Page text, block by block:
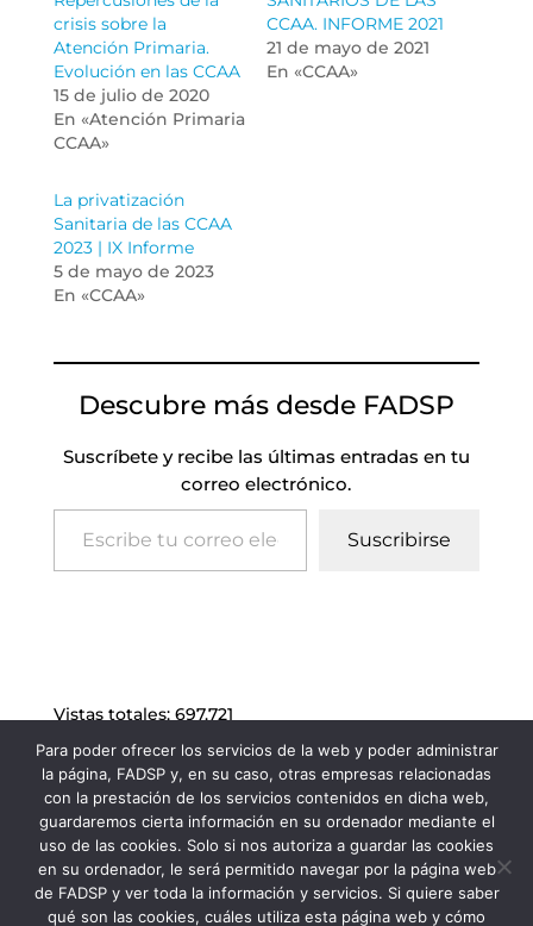
crisis sobre la
Atención Primaria.
Evolución en las CCAA
15 de julio de 2020
En «Atención Primaria
CCAA»
CCAA. INFORME 2021
21 de mayo de 2021
En «CCAA»
La privatización
Sanitaria de las CCAA
2023 | IX Informe
5 de mayo de 2023
En «CCAA»
Descubre más desde FADSP
Suscríbete y recibe las últimas entradas en tu
correo electrónico.
Escribe tu correo electrónico…
Suscribirse
Vistas totales: 697.721
Para poder ofrecer los servicios de la web y poder administrar
la página, FADSP y, en su caso, otras empresas relacionadas
con la prestación de los servicios contenidos en dicha web,
guardaremos cierta información en su ordenador mediante el
uso de las cookies. Solo si nos autoriza a guardar las cookies
en su ordenador, le será permitido navegar por la página web
de FADSP y ver toda la información y servicios. Si quiere saber
qué son las cookies, cuáles utiliza esta página web y cómo